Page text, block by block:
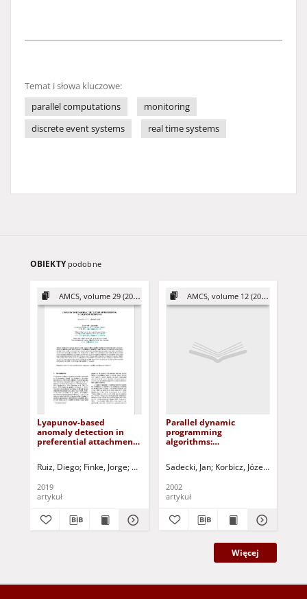
Temat i słowa kluczowe:
parallel computations
monitoring
discrete event systems
real time systems
OBIEKTY podobne
AMCS, volume 29 (2019)
Lyapunov-based
anomaly detection in
preferential attachment
Ruiz, Diego Finke, Jorge Kobusińska, Anna - ed. Hsu, Ching-Hsien - ed.
2019
artykuł
AMCS, volume 12 (2002)
Parallel dynamic
programming
algorithms:
Sadecki, Jan Korbicz, Józef (1951- ) -
2002
artykuł
Więcej